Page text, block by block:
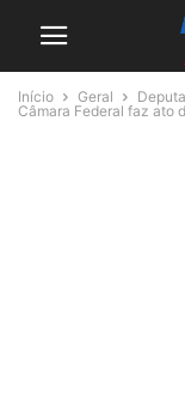
Início Geral
Câmara Federal faz ato